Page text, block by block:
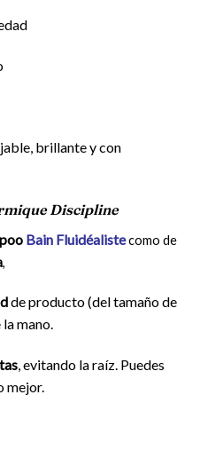
brillante y con
Discipline
Bain Fluidéalistecomo de
,
de producto (del tamaño de
la mano.
, evitando la raíz. Puedes
mejor.